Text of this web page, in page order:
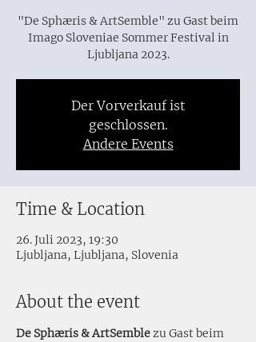
"De Sphæris & ArtSemble" zu Gast beim
Imago Sloveniae Sommer Festival in
Ljubljana 2023.
Der Vorverkauf ist
geschlossen.
Andere Events
Time & Location
26. Juli 2023, 19:30
Ljubljana, Ljubljana, Slovenia
About the event
De Sphæris & ArtSemble zu Gast beim